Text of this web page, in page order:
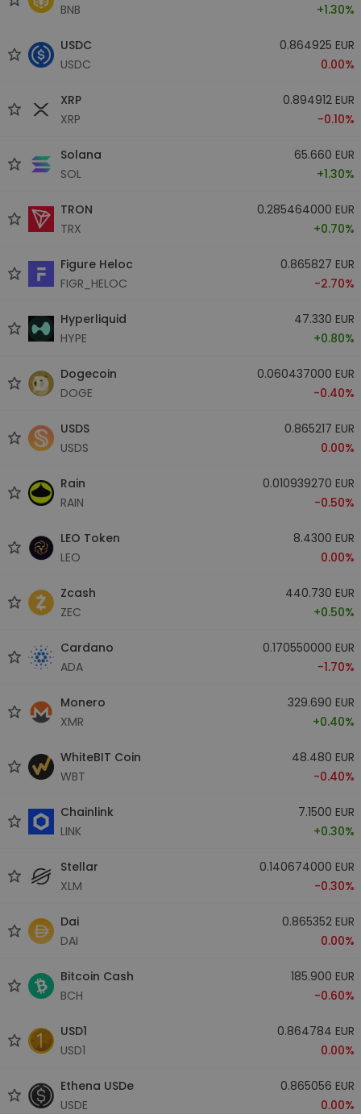
BNB
+1.30%
USDC
USDC
0.864925 EUR
0.00%
XRP
XRP
0.894912 EUR
-0.10%
Solana
SOL
65.660 EUR
+1.30%
TRON
TRX
0.285464000 EUR
+0.70%
Figure Heloc
FIGR_HELOC
0.865827 EUR
-2.70%
Hyperliquid
HYPE
47.330 EUR
+0.80%
Dogecoin
DOGE
0.060437000 EUR
-0.40%
USDS
USDS
0.865217 EUR
0.00%
Rain
RAIN
0.010939270 EUR
-0.50%
LEO Token
LEO
8.4300 EUR
0.00%
Zcash
ZEC
440.730 EUR
+0.50%
Cardano
ADA
0.170550000 EUR
-1.70%
Monero
XMR
329.690 EUR
+0.40%
WhiteBIT Coin
WBT
48.480 EUR
-0.40%
Chainlink
LINK
7.1500 EUR
+0.30%
Stellar
XLM
0.140674000 EUR
-0.30%
Dai
DAI
0.865352 EUR
0.00%
Bitcoin Cash
BCH
185.900 EUR
-0.60%
USD1
USD1
0.864784 EUR
0.00%
Ethena USDe
USDE
0.865056 EUR
0.00%